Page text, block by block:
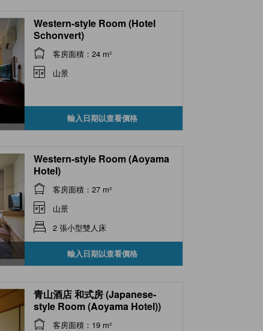
Western-style Room (Hotel
Schonvert)
客房面積：24 m²
山景
輸入日期以查看價格
Western-style Room (Aoyama
Hotel)
客房面積：27 m²
山景
2 張小型雙人床
輸入日期以查看價格
青山酒店 和式房 (Japanese-
style Room (Aoyama Hotel))
客房面積：19 m²